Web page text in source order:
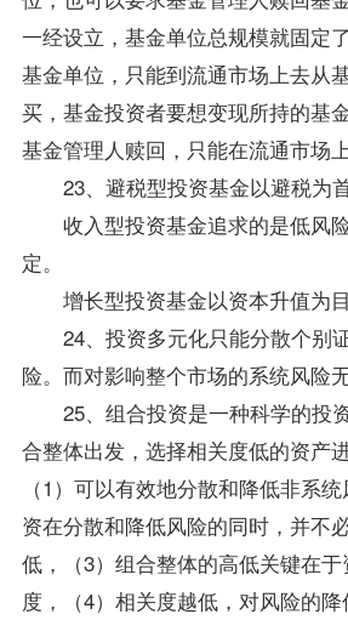
一经设立，基金单位总规模就固定
基金单位，只能到流通市场上去从
买，基金投资者要想变现所持的基
基金管理人赎回，只能在流通市场上
23、避税型投资基金以避税为首
收入型投资基金追求的是低风
定。
增长型投资基金以资本升值为目
24、投资多元化只能分散个别
险。而对影响整个市场的系统风险无
25、组合投资是一种科学的投
合整体出发，选择相关度低的资产
（1）可以有效地分散和降低非系
资在分散和降低风险的同时，并不
低，（3）组合整体的高低关键在
度，（4）相关度越低，对风险的